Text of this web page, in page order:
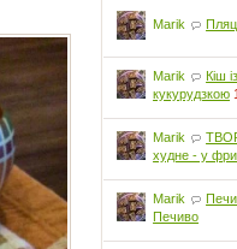
Marik
Marik
Кіш
кукурудзкою 1
Marik
худне - у
Marik
Печиво